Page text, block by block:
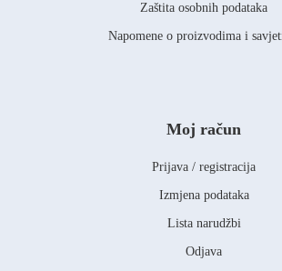
Zaštita osobnih podataka
Napomene o proizvodima i
Moj račun
Prijava / registracija
Izmjena podataka
Lista narudžbi
Odjava